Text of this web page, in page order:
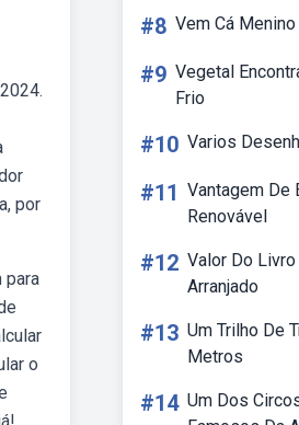
por
para
o
#8 Vem Cá
#9 Vegetal
Frio
#10 Varios
#11 Vantagem De
Renovável
#12 Valor Do
Arranjado
#13 Um Trilho De
Metros
#14 Um Dos